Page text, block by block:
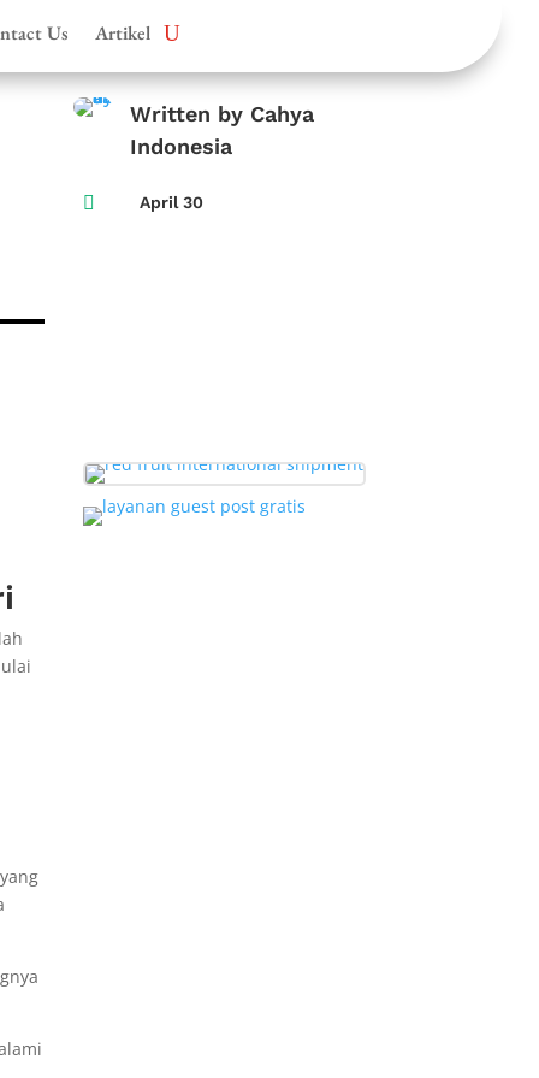
Us Artikel
Written by Cahya
Indonesia
 April 30